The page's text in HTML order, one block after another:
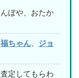
ぼや、おたか
福ちゃん
ジョ
定してもらわ